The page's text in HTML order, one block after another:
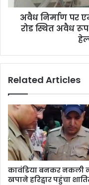
अवैध निर्माण पर
रोड स्थित अवैध
Related Articles
कावंडिया बनकर नकली
खपाने हरिद्वार पहुंचा